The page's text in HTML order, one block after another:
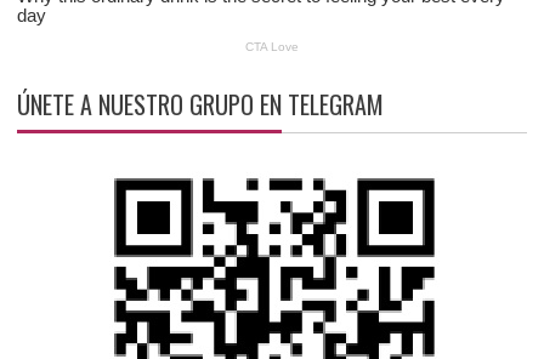
ÚNETE A NUESTRO GRUPO EN TELEGRAM